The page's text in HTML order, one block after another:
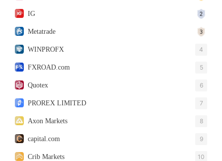
IG
Metatrade
WINPROFX 4
FXROAD.com 5
Quotex 6
PROREX LIMITED 7
Axon Markets 8
capital.com 9
Crib Markets 10